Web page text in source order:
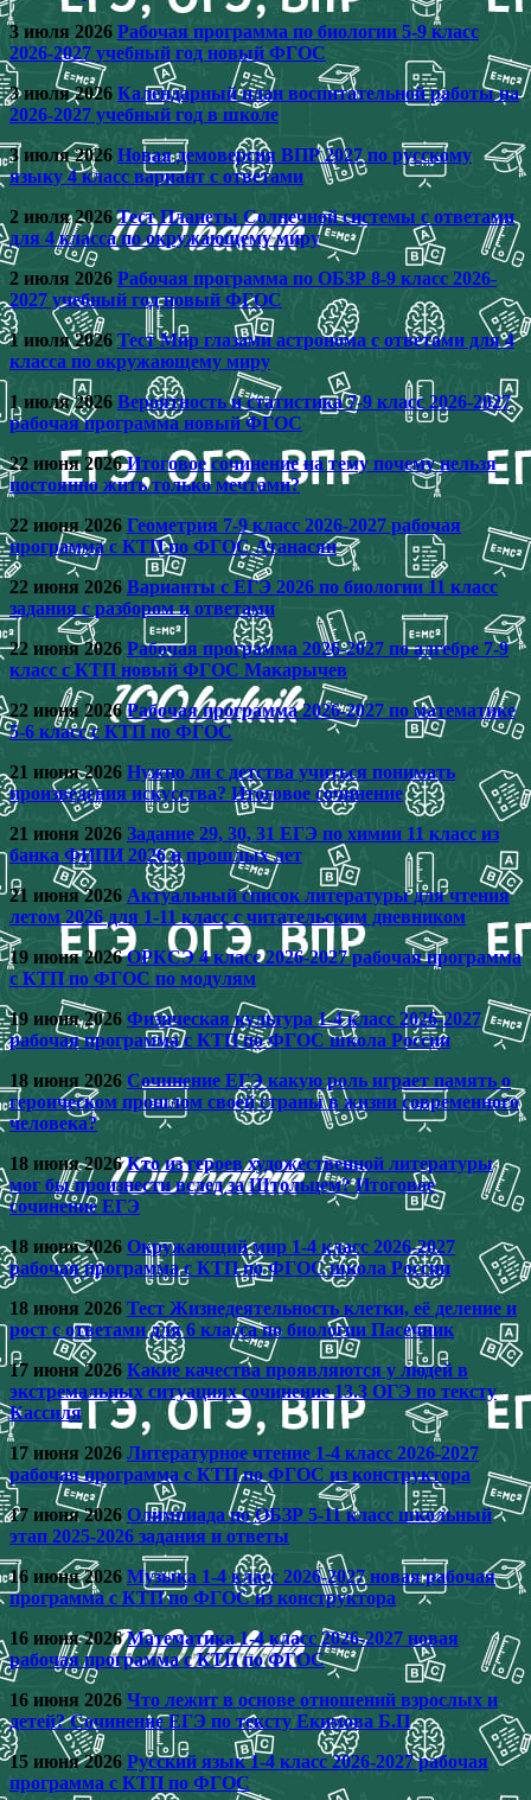
3 июля 2026 Рабочая программа по биологии 5-9 класс
2026-2027 учебный год новый ФГОС
3 июля 2026 Календарный план воспитательной работы на
2026-2027 учебный год в школе
3 июля 2026 Новая демоверсия ВПР 2027 по русскому
языку 4 класс вариант с ответами
2 июля 2026Тест Планеты Солнечной системы с ответами
для 4 класса по окружающему миру
2 июля 2026 Рабочая программа по ОБЗР 8-9 класс 2026-
2027 учебный год новый ФГОС
1 июля 2026 Тест Мир глазами астронома с ответами для 4
класса по окружающему миру
1 июля 2026 Вероятность и статистика 7-9 класс 2026-2027
рабочая программа новый ФГОС
22 июня 2026Итоговое сочинение на тему почему нельзя
постоянно жить только мечтами?
22 июня 2026 Геометрия 7-9 класс 2026-2027 рабочая
программа с КТП по ФГОС Атанасян
22 июня 2026 Варианты с ЕГЭ 2026 по биологии 11 класс
задания с разбором и ответами
22 июня 2026 Рабочая программа 2026-2027 по алгебре 7-9
класс с КТП новый ФГОС Макарычев
22 июня 2026Рабочая программа 2026-2027 по математике
5-6 класс с КТП по ФГОС
21 июня 2026 Нужно ли с детства учиться понимать
произведения искусства? Итоговое сочинение
21 июня 2026 Задание 29, 30, 31 ЕГЭ по химии 11 класс из
банка ФИПИ 2026 и прошлых лет
21 июня 2026 Актуальный список литературы для чтения
летом 2026 для 1-11 класс с читательским дневником
19 июня 2026ОРКСЭ 4 класс 2026-2027 рабочая программа
с КТП по ФГОС по модулям
19 июня 2026 Физическая культура 1-4 класс 2026-2027
рабочая программа с КТП по ФГОС школа России
18 июня 2026 Сочинение ЕГЭ какую роль играет память о
героическом прошлом своей страны в жизни современного
человека?
18 июня 2026Кто из героев художественной литературы
мог бы произнести вслед за Штольцем? Итоговое
сочинение ЕГЭ
18 июня 2026 Окружающий мир 1-4 класс 2026-2027
рабочая программа с КТП по ФГОС школа России
18 июня 2026 Тест Жизнедеятельность клетки, её деление и
рост с ответами для 6 класса по биологии Пасечник
17 июня 2026 Какие качества проявляются у людей в
экстремальных ситуациях сочинение 13.3 ОГЭ по тексту
Кассиля
17 июня 2026 Литературное чтение 1-4 класс 2026-2027
рабочая программа с КТП по ФГОС из конструктора
17 июня 2026 Олимпиада по ОБЗР 5-11 класс школьный
этап 2025-2026 задания и ответы
16 июня 2026 Музыка 1-4 класс 2026-2027 новая рабочая
программа с КТП по ФГОС из конструктора
16 июня 2026Математика 1-4 класс 2026-2027 новая
рабочая программа с КТП по ФГОС
16 июня 2026 Что лежит в основе отношений взрослых и
детей? Сочинение ЕГЭ по тексту Екимова Б.П
15 июня 2026 Русский язык 1-4 класс 2026-2027 рабочая
программа с КТП по ФГОС